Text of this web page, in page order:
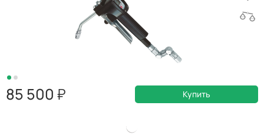
85 500 Купить